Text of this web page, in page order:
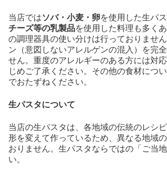
当店ではソバ・小麦・卵を使用した生パ
チーズ等の乳製品を使用した料理も多く
の調理器具の使い分けは行っておりませ
ン（意図しないアレルゲンの混入）を完
せん。重度のアレルギーのある方には対
じめご了承ください。その他の食材につ
でおたずねください。
生パスタについて
当店の生パスタは、各地域の伝統のレシ
形を変えて作っているため、異なる地域
おりません。生パスタならではの「ご当
い。